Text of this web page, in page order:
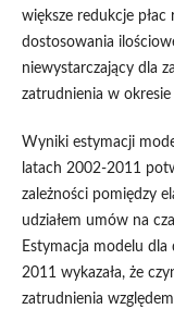
większe redukcje
dostosowania
niewystarczający dla
zatrudnienia w okresie
Wyniki estymacji
latach 2002-2011
zależności pomiędzy
udziałem umów na
Estymacja modelu
2011 wykazała, że
zatrudnienia